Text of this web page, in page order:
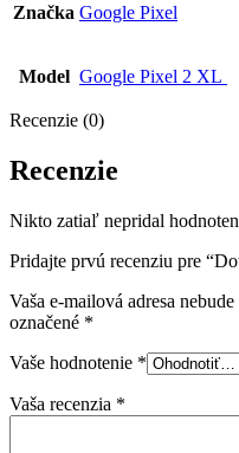
Značka Google Pixel
Model Google Pixel 2 XL
Recenzie (0)
Recenzie
Nikto zatiaľ nepridal
Pridajte prvú recenziu pre
Vaša e-mailová adresa
označené *
Vaše hodnotenie *
Vaša recenzia *